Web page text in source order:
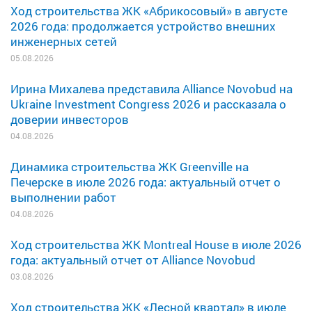
Ход строительства ЖК «Абрикосовый» в августе
2026 года: продолжается устройство внешних
инженерных сетей
05.08.2026
Ирина Михалева представила Alliance Novobud на
Ukraine Investment Congress 2026 и рассказала о
доверии инвесторов
04.08.2026
Динамика строительства ЖК Greenville на
Печерске в июле 2026 года: актуальный отчет о
выполнении работ
04.08.2026
Ход строительства ЖК Montreal House в июле 2026
года: актуальный отчет от Alliance Novobud
03.08.2026
Ход строительства ЖК «Лесной квартал» в июле